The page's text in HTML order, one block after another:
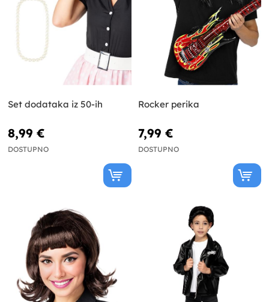
Set dodataka iz 50-ih
8,99 €
DOSTUPNO
Rocker perika
7,99 €
DOSTUPNO